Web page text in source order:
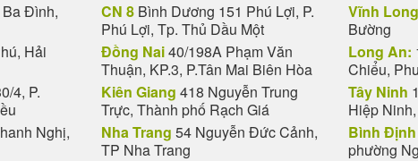
Đình,
Hải
4, P.
Nghị,
CN 8 Bình Dương 151 Phú Lợi, P.
Phú Lợi, Tp. Thủ Dầu Một
Đồng Nai40/198A Phạm Văn
Thuận, KP.3, P.Tân Mai Biên Hòa
Kiên Giang 418 Nguyễn Trung
Trực, Thành phố Rạch Giá
Nha Trang 54 Nguyễn Đức Cảnh,
TP Nha Trang
Vĩnh
Bường
Long An:
Chiểu,
Tây Ninh
Hiệp
Bình Định
phường